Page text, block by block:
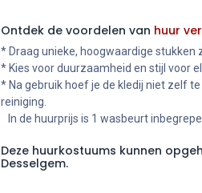
Ontdek de voordelen van huur
* Draag unieke, hoogwaardige stukken
* Kies voor duurzaamheid en stijl voor
* Na gebruik hoef je de kledij niet zelf
reiniging.
In de huurprijs is 1 wasbeurt
Deze huurkostuums kunnen
Desselgem.